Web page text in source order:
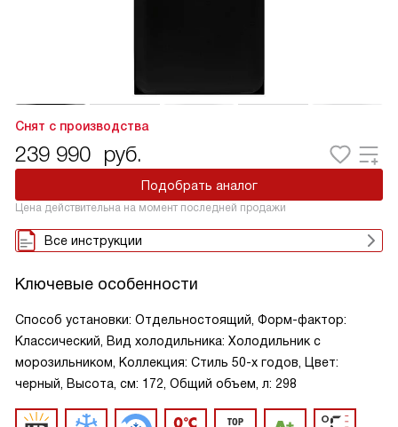
Снят с производства
239 990 руб.
Подобрать аналог
Цена действительна на момент последней продажи
Все инструкции
Ключевые особенности
Способ установки: Отдельностоящий, Форм-фактор:
Классический, Вид холодильника: Холодильник с
морозильником, Коллекция: Стиль 50-х годов, Цвет:
черный, Высота, см: 172, Общий объем, л: 298